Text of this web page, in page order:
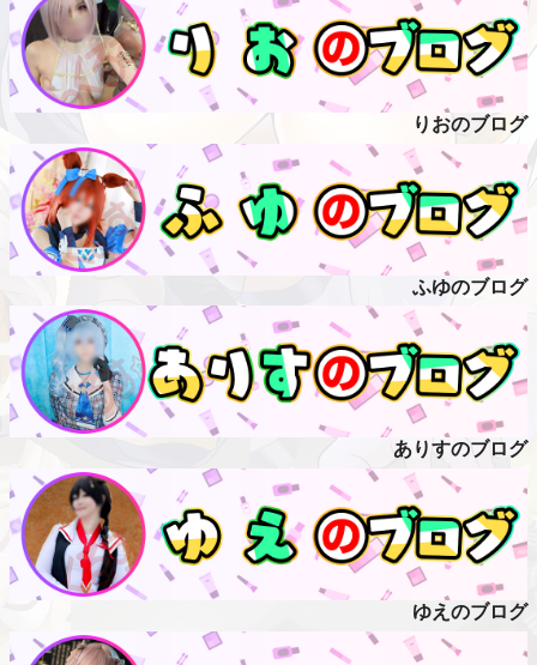
りおのブログ
ふゆのブログ
ありすのブログ
ゆえのブログ